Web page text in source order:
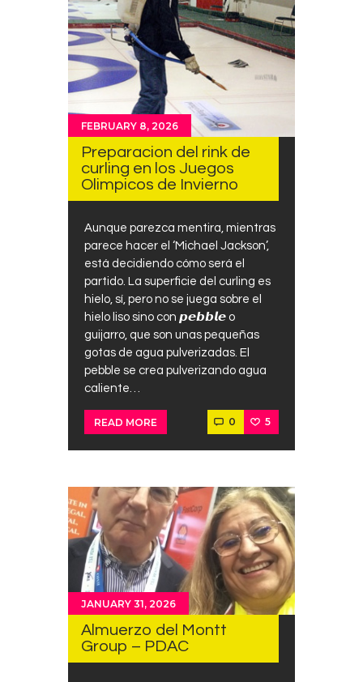
FEBRUARY 8, 2026
Preparacion del rink de
curling en los Juegos
Olimpicos de Invierno
Aunque parezca mentira, mientras
parece hacer el ‘Michael Jackson’,
está decidiendo cómo será el
partido. La superficie del curling es
hielo, sí, pero no se juega sobre el
hielo liso sino con 𝙥𝙚𝙗𝙗𝙡𝙚 o
guijarro, que son unas pequeñas
gotas de agua pulverizadas. El
pebble se crea pulverizando agua
caliente…
READ MORE 0 5
JANUARY 31, 2026
Almuerzo del Montt
Group – PDAC